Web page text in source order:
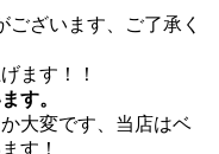
ざいます、ご了承く
ます！！
す。
大変です、当店はベ
す！